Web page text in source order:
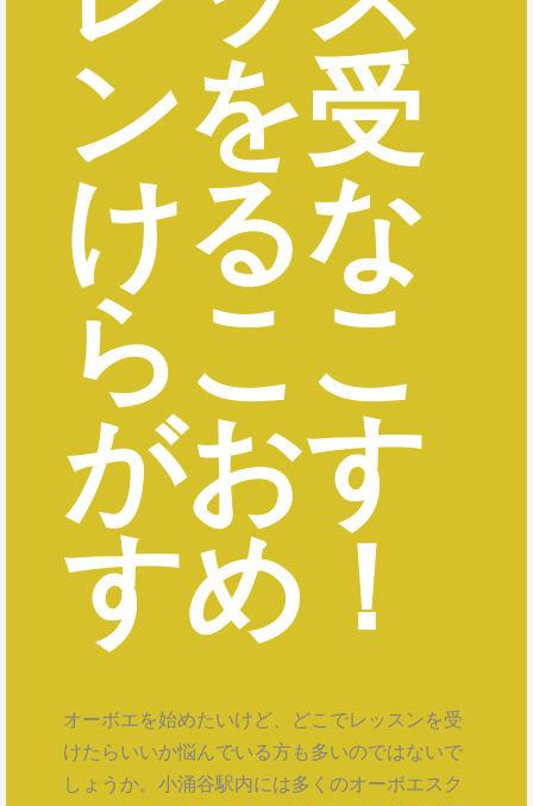
ンを受
けるな
らここ
がおす
すめ！
オーボエを始めたいけど、どこでレッスンを受
けたらいいか悩んでいる方も多いのではないで
しょうか。小涌谷駅内には多くのオーボエスク